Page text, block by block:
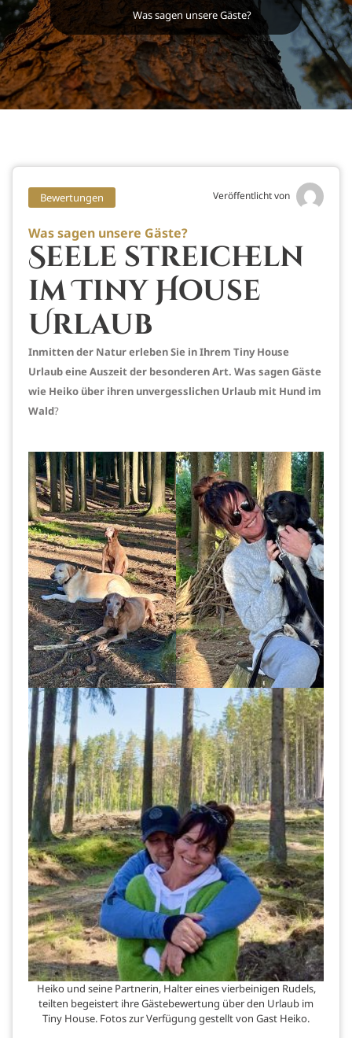
Was sagen unsere Gäste?
Bewertungen Veröffentlicht von
Was sagen unsere Gäste?
Seele streicheln
im Tiny House
Urlaub
Inmitten der Natur erleben Sie in Ihrem Tiny House
Urlaub eine Auszeit der besonderen Art. Was sagen Gäste
wie Heiko über ihren unvergesslichen Urlaub mit Hund im
Wald?
Heiko und seine Partnerin, Halter eines vierbeinigen Rudels,
teilten begeistert ihre Gästebewertung über den Urlaub im
Tiny House. Fotos zur Verfügung gestellt von Gast Heiko.